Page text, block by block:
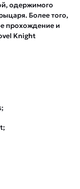
одержимого
Более того,
прохождение и
Knight